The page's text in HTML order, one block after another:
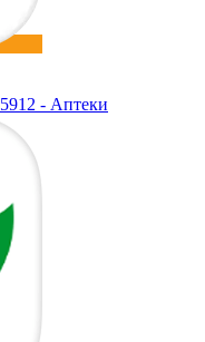
5912 - Аптеки